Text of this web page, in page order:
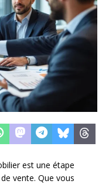
est une étape
vente. Que vous